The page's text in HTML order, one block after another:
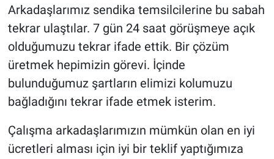
Arkadaşlarımız sendika temsilcilerine bu sabah
tekrar ulaştılar. 7 gün 24 saat görüşmeye açık
olduğumuzu tekrar ifade ettik. Bir çözüm
üretmek hepimizin görevi. İçinde
bulunduğumuz şartların elimizi kolumuzu
bağladığını tekrar ifade etmek isterim.
Çalışma arkadaşlarımızın mümkün olan en iyi
ücretleri alması için iyi bir teklif yaptığımıza
Türkiye'nin Gündemi
Yerel Gündem
Yerel Yaşam